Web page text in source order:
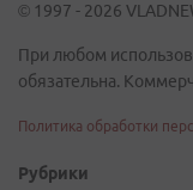
© 1997 - 2026
При любом
обязательна.
Политика обработки
Рубрики